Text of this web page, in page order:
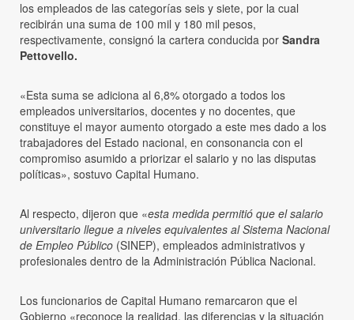
los empleados de las categorías seis y siete, por la cual
recibirán una suma de 100 mil y 180 mil pesos,
respectivamente, consignó la cartera conducida por Sandra
Pettovello.
«Esta suma se adiciona al 6,8% otorgado a todos los
empleados universitarios, docentes y no docentes, que
constituye el mayor aumento otorgado a este mes dado a los
trabajadores del Estado nacional, en consonancia con el
compromiso asumido a priorizar el salario y no las disputas
políticas», sostuvo Capital Humano.
Al respecto, dijeron que «esta medida permitió que el salario
universitario llegue a niveles equivalentes al Sistema Nacional
de Empleo Público (SINEP), empleados administrativos y
profesionales dentro de la Administración Pública Nacional.
Los funcionarios de Capital Humano remarcaron que el
Gobierno «reconoce la realidad, las diferencias y la situación